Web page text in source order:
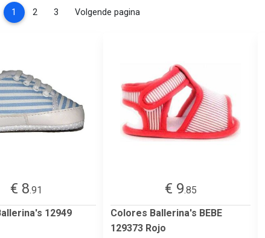
1 (current)
2 3 Volgende pagina
€ 8.91
12949
€ 9.85
Colores Ballerina's BEBE
129373 Rojo